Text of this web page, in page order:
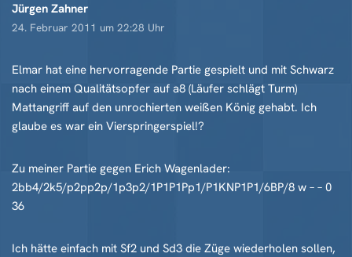
Jürgen Zahner
24. Februar 2011 um 22:28 Uhr
Elmar hat eine hervorragende Partie gespielt und mit Schwarz
nach einem Qualitätsopfer auf a8 (Läufer schlägt Turm)
Mattangriff auf den unrochierten weißen König gehabt. Ich
glaube es war ein Vierspringerspiel!?
Zu meiner Partie gegen Erich Wagenlader:
2bb4/2k5/p2pp2p/1p3p2/1P1P1Pp1/P1KNP1P1/6BP/8 w – – 0
36
Ich hätte einfach mit Sf2 und Sd3 die Züge wiederholen sollen,